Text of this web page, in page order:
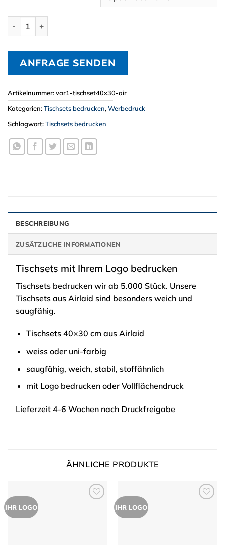
Tischsets 40×30 cm mit Logo Menge
ANFRAGE SENDEN
Artikelnummer:var1-tischset40x30-air
Kategorien:Tischsets bedrucken,Werbedruck
Schlagwort:Tischsets bedrucken
BESCHREIBUNG
ZUSÄTZLICHE INFORMATIONEN
Tischsets mit Ihrem Logo bedrucken
Tischsets bedrucken wir ab 5.000 Stück. Unsere
Tischsets aus Airlaid sind besonders weich und
saugfähig.
Tischsets 40×30 cm aus Airlaid
weiss oder uni-farbig
saugfähig, weich, stabil, stoffähnlich
mit Logo bedrucken oder Vollflächendruck
Lieferzeit 4-6 Wochen nach Druckfreigabe
ÄHNLICHE PRODUKTE
IHR LOGO IHR LOGO